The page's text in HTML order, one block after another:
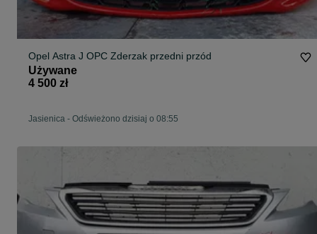
Opel Astra J OPC Zderzak przedni przód
Używane
4 500 zł
Jasienica - Odświeżono dzisiaj o 08:55